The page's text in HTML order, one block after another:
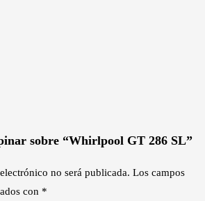
sobre “Whirlpool GT 286 SL”
no será publicada. Los campos
con *